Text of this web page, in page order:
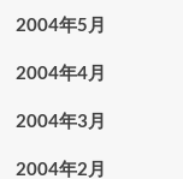
2004年5月
2004年4月
2004年3月
2004年2月